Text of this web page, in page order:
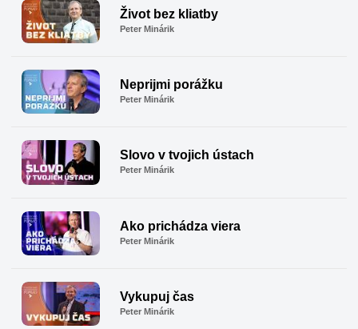
Život bez kliatby
Peter Minárik
Neprijmi porážku
Peter Minárik
Slovo v tvojich ústach
Peter Minárik
Ako prichádza viera
Peter Minárik
Vykupuj čas
Peter Minárik